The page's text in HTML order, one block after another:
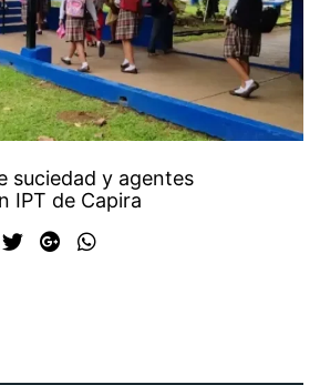
suciedad y agentes
IPT de Capira